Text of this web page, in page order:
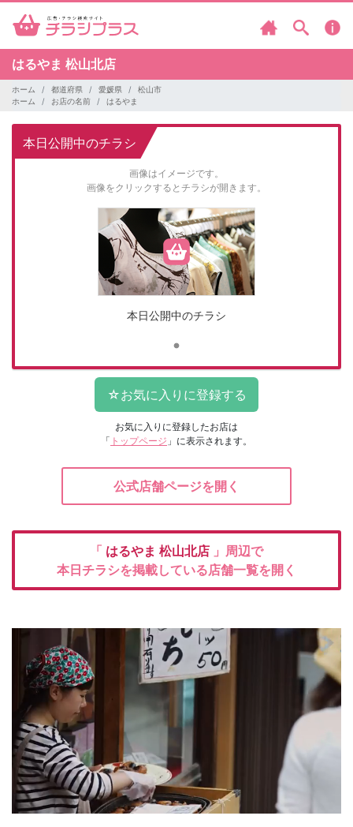
はるやま 松山北店
ホーム 都道府県 愛媛県
松山市
ホーム
お店の名前 はるやま
本日公開中のチラシ
画像はイメージです。
画像をクリックするとチラシが開きます。
本日公開中のチラシ
お気に入りに登録したお店は
「 トップページ 」に表示されます。
公式店舗ページを開く
「 はるやま 松山北店 」周辺で
本日チラシを掲載している店舗一覧を開く